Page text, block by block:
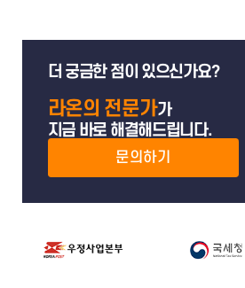
더 궁금한 점이 있으신가요?
라온의 전문가가
지금 바로 해결해드립니다.
문의하기